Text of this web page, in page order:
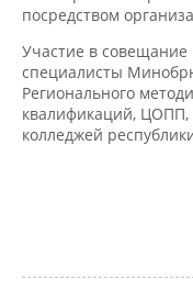
Участие в совещание
специалисты
Регионального
квалификаций, ЦОПП,
колледжей
247 0